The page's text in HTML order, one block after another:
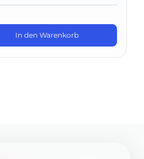
In den Warenkorb